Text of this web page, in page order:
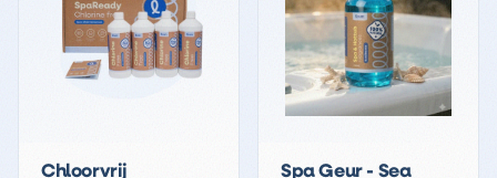
Chloorvrij
Spa Geur - Sea